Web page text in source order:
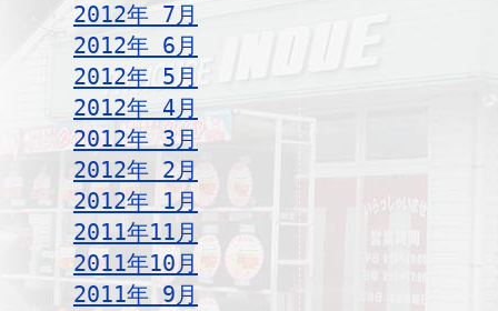
2012年 7月
2012年 6月
2012年 5月
2012年 4月
2012年 3月
2012年 2月
2012年 1月
2011年11月
2011年10月
2011年 9月